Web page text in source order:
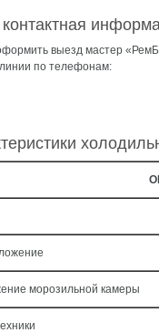
выезд мастер
по телефонам:
морозильной камеры